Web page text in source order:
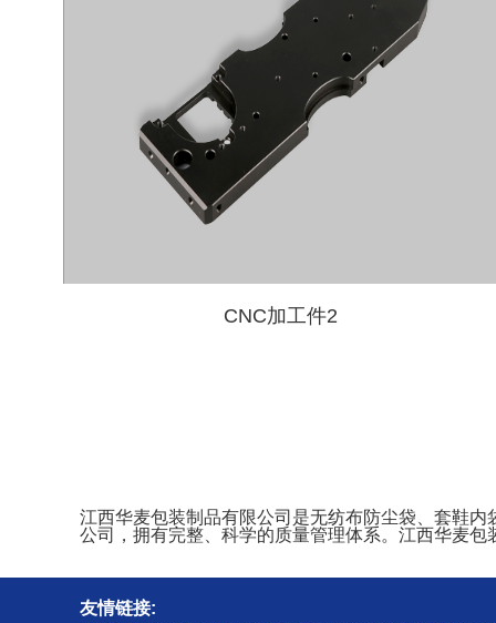
CNC加工件2
江西华麦包装制品有限公司是无纺布防尘袋、套鞋
公司，拥有完整、科学的质量管理体系。江西华麦
友情链接: